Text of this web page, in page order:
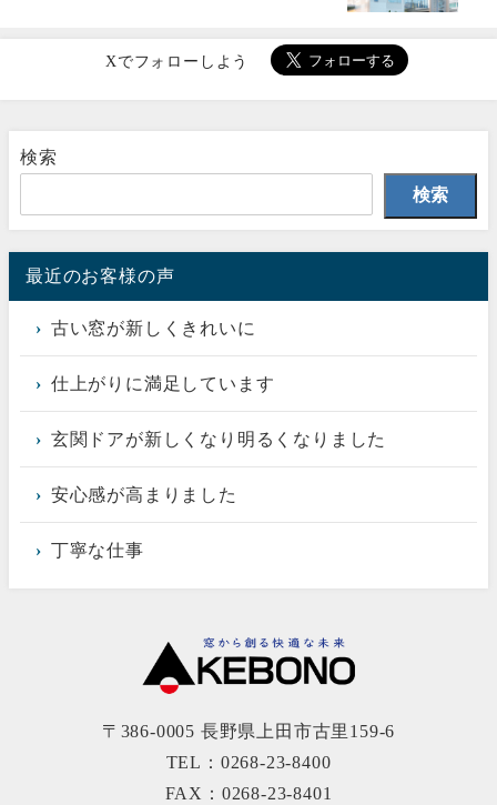
Xでフォローしよう
検索
検索
最近のお客様の声
古い窓が新しくきれいに
仕上がりに満足しています
玄関ドアが新しくなり明るくなりました
安心感が高まりました
丁寧な仕事
〒386-0005 長野県上田市古里159-6
TEL：0268-23-8400
FAX：0268-23-8401